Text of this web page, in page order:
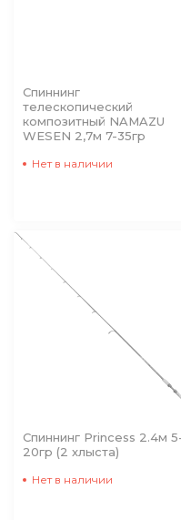
Спиннинг
телескопический
композитный NAMAZU
WESEN 2,7м 7-35гр
Нет в наличии
Спиннинг Princess 2.4м
20гр (2 хлыста)
Нет в наличии